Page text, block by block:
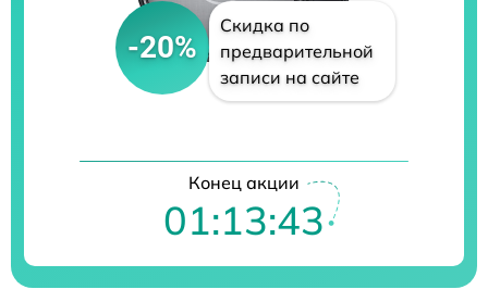
-20%
Скидка по
предварительной
записи на сайте
Конец акции
01:13:43